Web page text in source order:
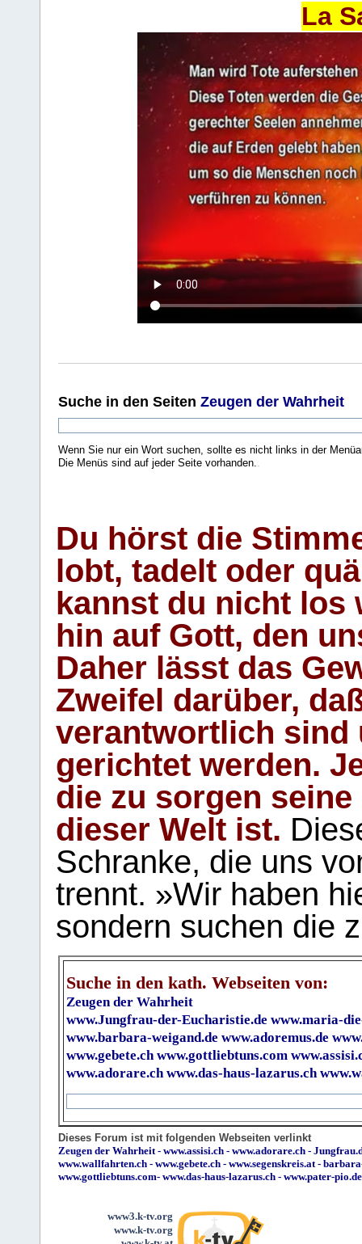
La
Suche in den Seiten Zeugen der Wahrheit
Wenn Sie nur ein Wort suchen, sollte es nicht links in der
Die Menüs sind auf jeder Seite vorhanden..
Du hörst die
lobt, tadelt oder
kannst du nicht los
hin auf Gott, den
Daher lässt das
Zweifel darüber,
verantwortlich sind
gerichtet werden.
die zu sorgen
dieser Welt ist.
Schranke, die uns
trennt. »Wir haben
sondern suchen die
Suche in den kath. Webseiten von:
Zeugen der Wahrheit
www.Jungfrau-der-Eucharistie.de www.maria-
www.barbara-weigand.de www.adoremus.de
www.gebete.ch www.gottliebtuns.com
www.adorare.ch www.das-haus-lazarus.ch
Dieses Forum ist mit folgenden Webseiten verlinkt
Zeugen der Wahrheit- www.assisi.ch - www.adorare.ch -
www.wallfahrten.ch - www.gebete.ch - www.segenskreis.at-
www.gottliebtuns.com- www.das-haus-lazarus.ch - www.pater-pio.de
www3.k-tv.org
www.k-tv.org